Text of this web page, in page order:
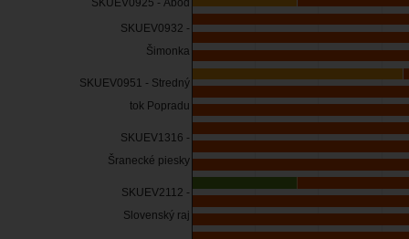
SKUEV0925 - Aboď
SKUEV0932 -
Šimonka
SKUEV0951 - Stredný
tok Popradu
SKUEV1316 -
Šranecké piesky
SKUEV2112 -
Slovenský raj